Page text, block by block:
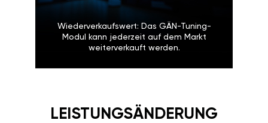
Wiederverkaufswert: Das GÄN-Tuning-
Modul kann jederzeit auf dem Markt
weiterverkauft werden.
LEISTUNGSÄNDERUNG